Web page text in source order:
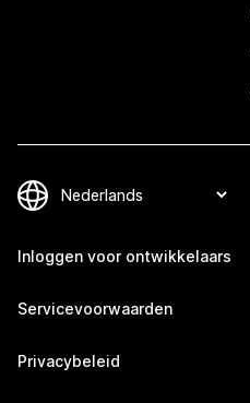
Inloggen voor ontwikkelaars
Servicevoorwaarden
Privacybeleid